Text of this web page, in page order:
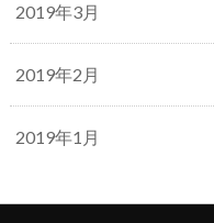
2019年3月
2019年2月
2019年1月